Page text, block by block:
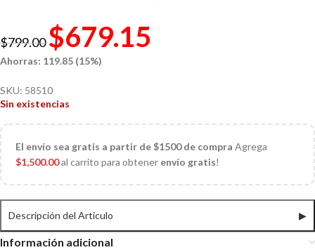
$799.00 $679.15
Ahorras: 119.85 (15%)
SKU: 58510
Sin existencias
El envío sea gratis a partir de $1500 de compra Agrega
$1,500.00al carrito para obtener envío gratis!
Descripción del Articulo ▶
Información adicional